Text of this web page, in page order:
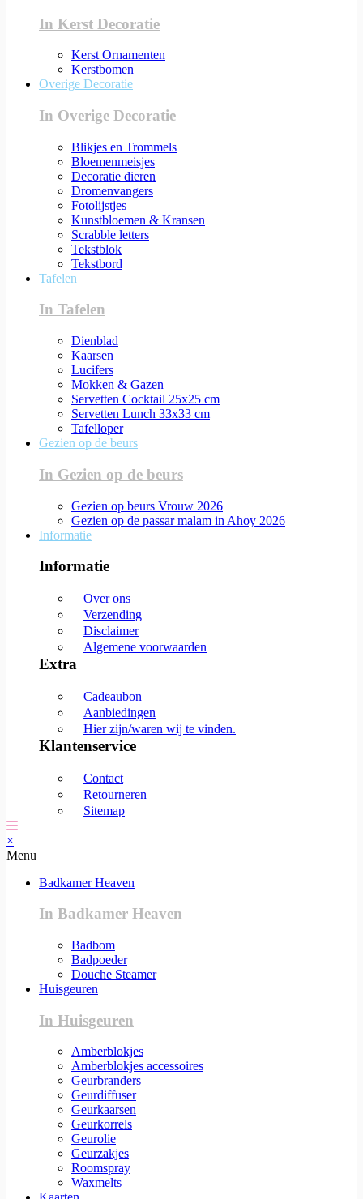
In Kerst Decoratie
Kerst Ornamenten
Kerstbomen
Overige Decoratie
In Overige Decoratie
Blikjes en Trommels
Bloemenmeisjes
Decoratie dieren
Dromenvangers
Fotolijstjes
Kunstbloemen & Kransen
Scrabble letters
Tekstblok
Tekstbord
Tafelen
In Tafelen
Dienblad
Kaarsen
Lucifers
Mokken & Gazen
Servetten Cocktail 25x25 cm
Servetten Lunch 33x33 cm
Tafelloper
Gezien op de beurs
In Gezien op de beurs
Gezien op beurs Vrouw 2026
Gezien op de passar malam in Ahoy 2026
Informatie
Informatie
Over ons
Verzending
Disclaimer
Algemene voorwaarden
Extra
Cadeaubon
Aanbiedingen
Hier zijn/waren wij te vinden.
Klantenservice
Contact
Retourneren
Sitemap
×
Menu
Badkamer Heaven
In Badkamer Heaven
Badbom
Badpoeder
Douche Steamer
Huisgeuren
In Huisgeuren
Amberblokjes
Amberblokjes accessoires
Geurbranders
Geurdiffuser
Geurkaarsen
Geurkorrels
Geurolie
Geurzakjes
Roomspray
Waxmelts